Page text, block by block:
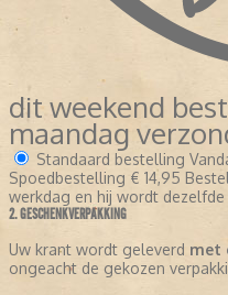
dit weekend
maandag
Standaard bestelling
Spoedbestelling € 14,95
werkdag en hij wordt
2. GESCHENKVERPAKKING
Uw krant wordt geleverd met
ongeacht de gekozen